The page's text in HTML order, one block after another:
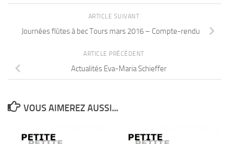
ARTICLE SUIVANT
Journées flûtes à bec Tours mars 2016 – Compte-rendu
ARTICLE PRÉCÉDENT
Actualités Eva-Maria Schieffer
VOUS AIMEREZ AUSSI...